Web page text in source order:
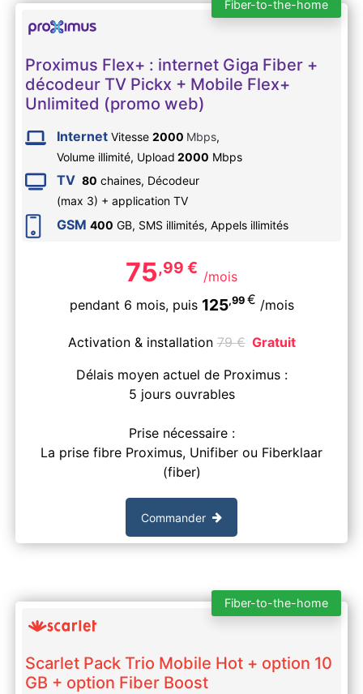
Fiber-to-the-home
Proximus Flex+ : internet Giga Fiber +
décodeur TV Pickx + Mobile Flex+
Unlimited (promo web)
Internet Vitesse 2000 Mbps,
Volume illimité, Upload 2000 Mbps
TV 80 chaines, Décodeur
(max 3) + application TV
GSM 400 GB, SMS illimités, Appels illimités
75,99 € /mois
pendant 6 mois, puis 125,99 € /mois
Activation & installation79€ Gratuit
Délais moyen actuel de Proximus :
5 jours ouvrables
Prise nécessaire :
La prise fibre Proximus, Unifiber ou Fiberklaar
(fiber)
Commander
Fiber-to-the-home
Scarlet Pack Trio Mobile Hot + option 10
GB + option Fiber Boost